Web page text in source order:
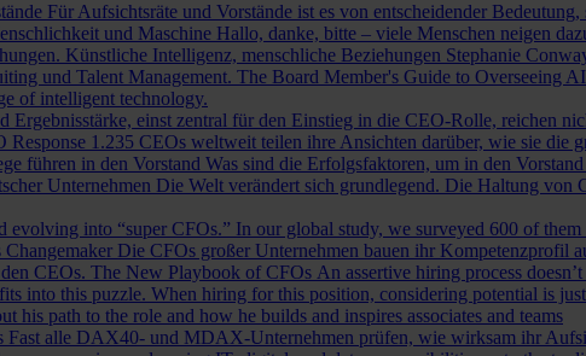
Für Aufsichtsräte und Vorstände ist es von entscheidender
und Maschine Hallo, danke, bitte – viele Menschen neigen
Künstliche Intelligenz, menschliche Beziehungen Stephanie
und Talent Management. The Board Member's Guide to Overseeing AI
of intelligent technology.
Ergebnisstärke, einst zentral für den Einstieg in die CEO-Rolle, reichen
Response 1.235 CEOs weltweit teilen ihre Ansichten darüber, wie sie die
führen in den Vorstand Was sind die Erfolgsfaktoren, um in den
Unternehmen Die Welt verändert sich grundlegend. Die Haltung von
evolving into “super CFOs.” In our global study, we surveyed 600 of
Die CFOs großer Unternehmen bauen ihr Kompetenzprofil
CEOs. The New Playbook of CFOs An assertive hiring process
into this puzzle. When hiring for this position, considering potential is
path to the role and how he builds and inspires associates and teams
Fast alle DAX40- und MDAX-Unternehmen prüfen, wie wirksam ihr